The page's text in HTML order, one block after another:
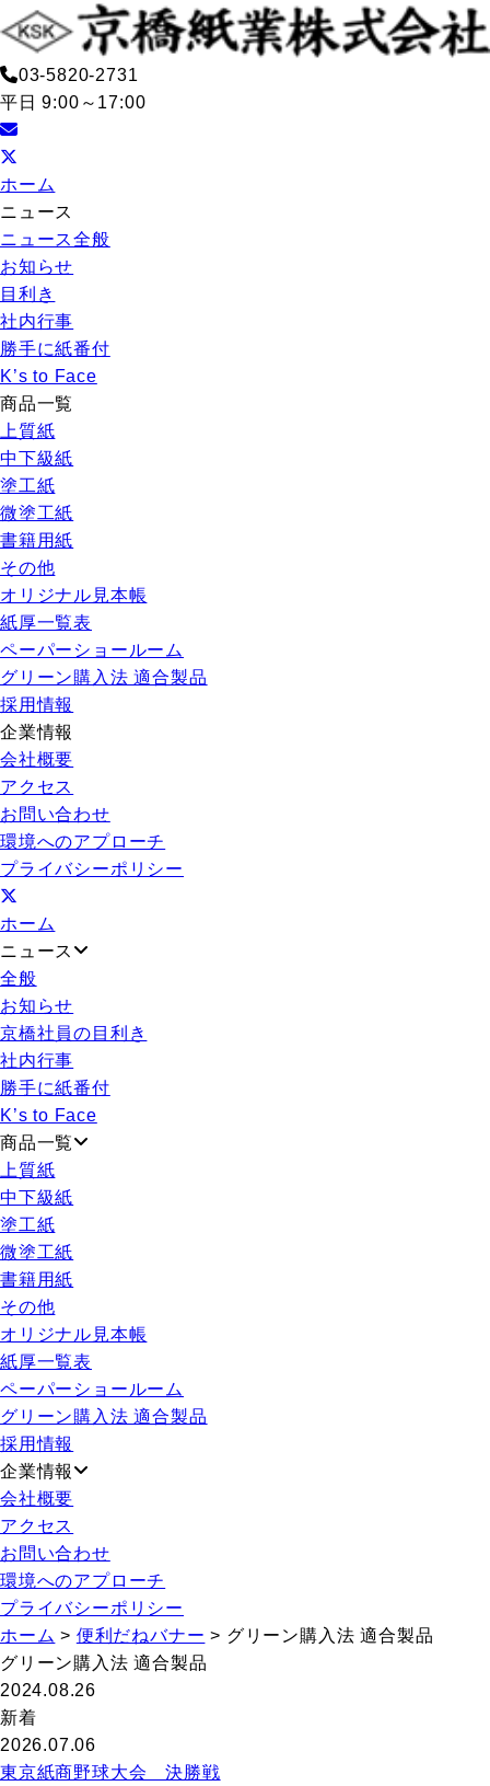
03-5820-2731
平日 9:00～17:00
ホーム
ニュース
ニュース全般
お知らせ
目利き
社内行事
勝手に紙番付
K’s to Face
商品一覧
上質紙
中下級紙
塗工紙
微塗工紙
書籍用紙
その他
オリジナル見本帳
紙厚一覧表
ペーパーショールーム
グリーン購入法 適合製品
採用情報
企業情報
会社概要
アクセス
お問い合わせ
環境へのアプローチ
プライバシーポリシー
ホーム
ニュース
全般
お知らせ
京橋社員の目利き
社内行事
勝手に紙番付
K’s to Face
商品一覧
上質紙
中下級紙
塗工紙
微塗工紙
書籍用紙
その他
オリジナル見本帳
紙厚一覧表
ペーパーショールーム
グリーン購入法 適合製品
採用情報
企業情報
会社概要
アクセス
お問い合わせ
環境へのアプローチ
プライバシーポリシー
ホーム > 便利だねバナー > グリーン購入法 適合製品
グリーン購入法 適合製品
2024.08.26
新着
2026.07.06
東京紙商野球大会 決勝戦